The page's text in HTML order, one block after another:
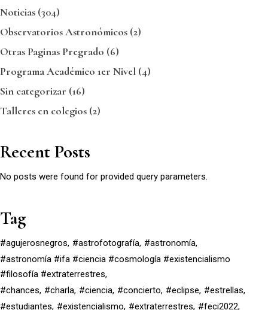
Noticias (304)
Observatorios Astronómicos (2)
Otras Paginas Pregrado (6)
Programa Académico 1er Nivel (4)
Sin categorizar (16)
Talleres en colegios (2)
Recent Posts
No posts were found for provided query parameters.
Tag
#agujerosnegros #astrofotografía #astronomía
#astronomía #ifa #ciencia #cosmología #existencialismo
#filosofía #extraterrestres
#chances #charla #ciencia #concierto #eclipse #estrellas
#estudiantes #existencialismo #extraterrestres #feci2022